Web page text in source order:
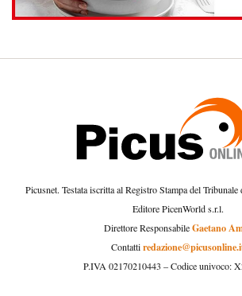
Picusnet. Testata iscritta al Registro Stampa del
Editore PicenWorld s.r.l.
Direttore ResponsabileGaetano
Contatti
P.IVA 02170210443 – Codice univoco: